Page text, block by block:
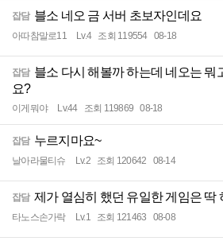
잡담 블소 네오 금 서버 초보자인데요
아따참말로11 Lv.4 조회 119554 08-18
잡담 블소 다시 해볼까 하는데 네오는 뭐
요?
이게뭐야 Lv.44 조회 119869 08-18
잡담 누르지마요~
날아라물티슈 Lv.2 조회 120642 08-14
잡담 제가 열심히 했던 유일한 게임은 딱
타노스손가락 Lv.1 조회 121463 08-08